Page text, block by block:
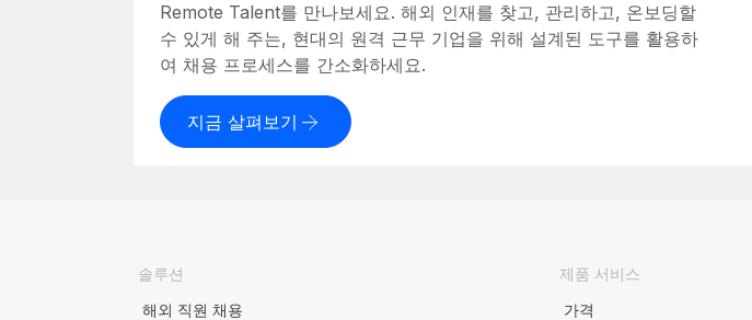
Remote Talent를 만나보세요. 해외 인재를 찾고, 관리하고, 온보딩할
수 있게 해 주는, 현대의 원격 근무 기업을 위해 설계된 도구를 활용하
여 채용 프로세스를 간소화하세요.
지금 살펴보기
솔루션
해외 직원 채용
제품 서비스
가격